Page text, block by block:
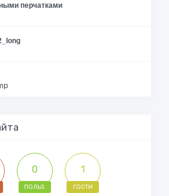
перчатками
0
ПОЛЬЗ.
1
ГОСТИ